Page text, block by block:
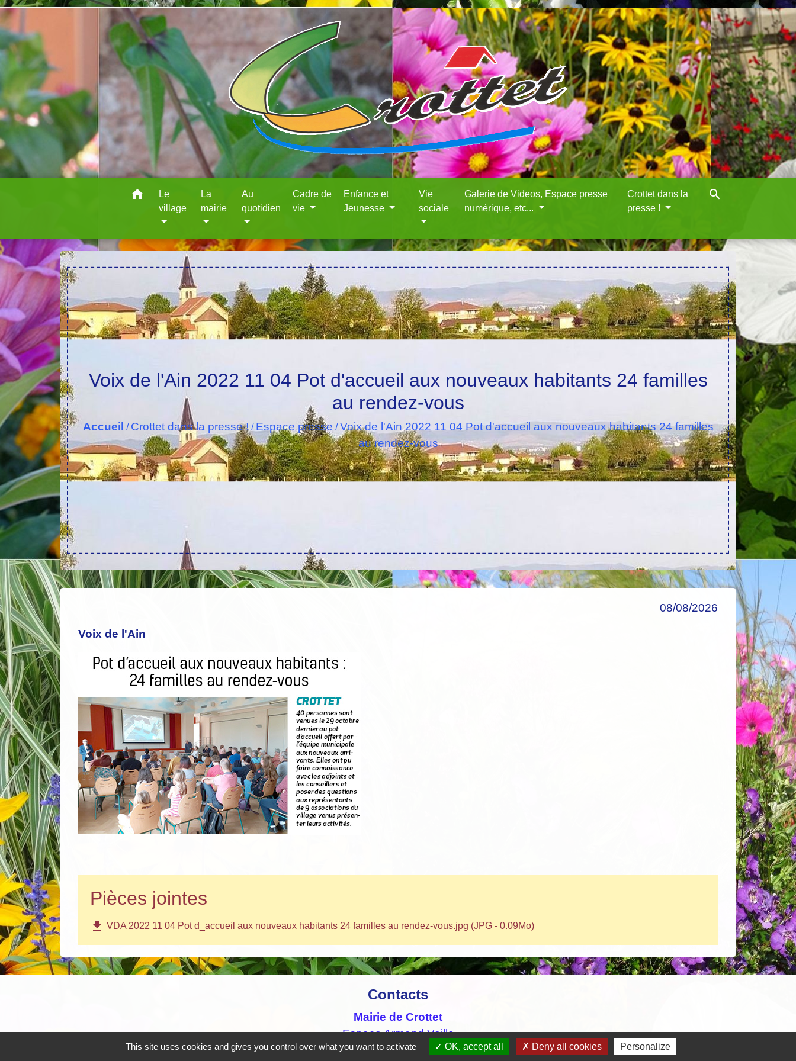
home
Le
village
La
mairie
Au
quotidien
Cadre de
vie
Enfance et
Jeunesse
Vie
sociale
Galerie de Videos, Espace presse
numérique, etc...
Crottet dans la
presse !
search
Voix de l'Ain 2022 11 04 Pot d'accueil aux nouveaux habitants 24 familles
au rendez-vous
Accueil / Crottet dans la presse !/ Espace presse /Voix de l'Ain 2022 11 04 Pot d'accueil aux nouveaux habitants 24 familles
au rendez-vous
08/08/2026
Voix de l'Ain
Pièces jointes
file_download VDA 2022 11 04 Pot d_accueil aux nouveaux habitants 24 familles au rendez-vous.jpg (JPG - 0.09Mo)
Contacts
Mairie de Crottet
Espace Armand Veille
01290 Crottet - FRANCE
This site uses cookies and gives you control over what you want to activate OK, accept all Deny all cookies Personalize